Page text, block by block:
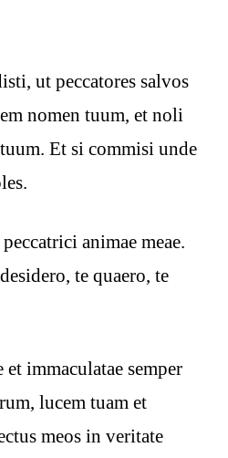
ut peccatores salvos
nomen tuum, et noli
Et si commisi unde
animae meae.
te quaero, te
immaculatae semper
lucem tuam et
meos in veritate